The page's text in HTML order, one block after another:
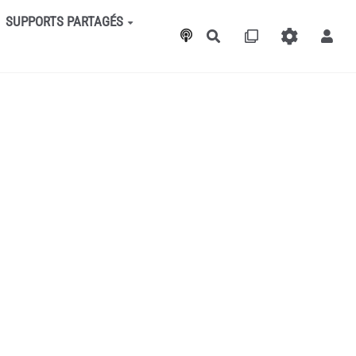
SUPPORTS PARTAGÉS
Rechercher